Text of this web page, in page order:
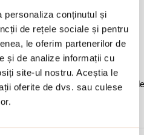
personaliza conținutul și
de rețele sociale și pentru
le oferim partenerilor de
și de analize informații cu
site-ul nostru. Aceștia le
oferite de dvs. sau culese
1.8 x 1.4 cm & 3 x 2.5 cm.
sau intr-un saculet de catifea
de alte materiale. Evitati
Dupa fiecare purtare este
curata pentru a evita depunerea de